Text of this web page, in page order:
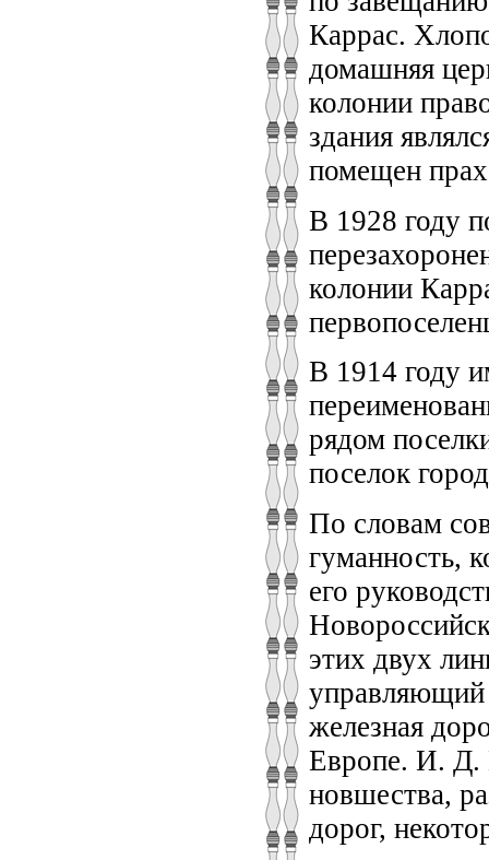
Каррас.
домашняя
колонии
здания
помещен
В 1928 году
колонии
В 1914 году
рядом
поселок
По словам
гуманность,
его
этих двух
управляющий
железная
Европе. И. Д.
новшества,
дорог,